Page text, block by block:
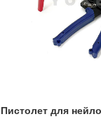
Пистолет для